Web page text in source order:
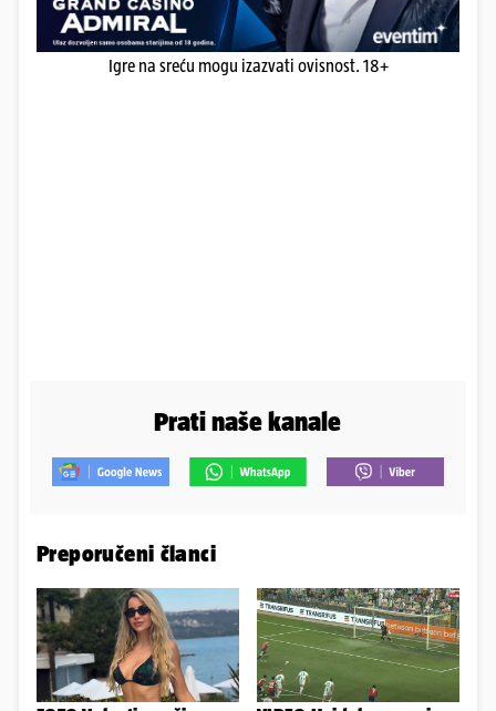
Igre na sreću mogu izazvati ovisnost. 18+
Prati naše kanale
Preporučeni članci